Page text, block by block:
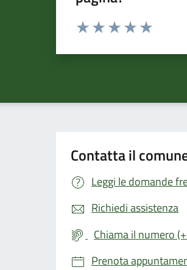
Valuta da 1 a 5 stelle la pagina
Contatta il
Leggi le domande
Richiedi assistenza
Chiama il numero
Prenota